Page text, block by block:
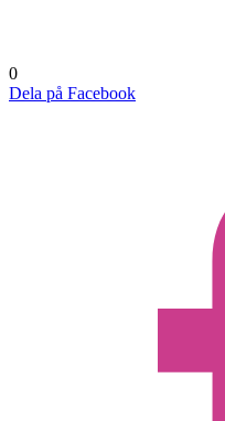
0
Dela på Facebook